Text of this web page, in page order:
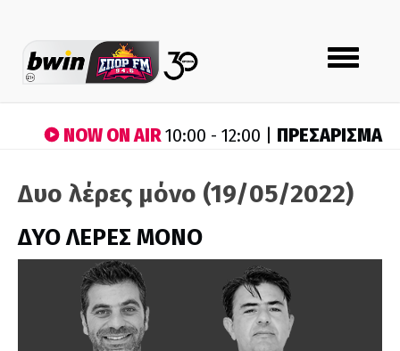
Toggle
navigation
NOW ON AIR10:00 - 12:00 | ΠΡΕΣΑΡΙΣΜΑ
Δυο λέρες μόνο (19/05/2022)
ΔΥΟ ΛΕΡΕΣ ΜΟΝΟ